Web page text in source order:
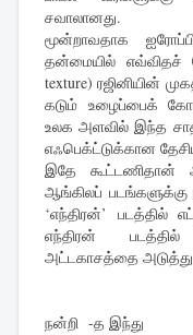
சவாலானது.
மூன்றாவதாக
தன்மையில் எவ்விதச்
texture) ரஜினியின்
கடும் உழைப்பைக்
உலக அளவில் இந்த
எஃபெக்ட்டுக்கான
இதே கூட்டணிதான்
ஆங்கிலப் படங்களுக்கு
‘எந்திரன்’ படத்தில்
எந்திரன் படத்தில்
அட்டகாசத்தை அடுத்து
நன்றி -த இந்து